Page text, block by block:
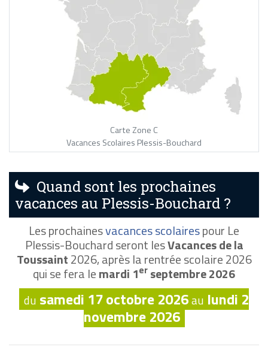
Carte Zone C
Vacances Scolaires Plessis-Bouchard
Quand sont les prochaines
vacances au Plessis-Bouchard ?
Les prochainesvacances scolairespour Le
Plessis-Bouchard seront lesVacances de la
Toussaint2026, après la rentrée scolaire 2026
qui se fera lemardi 1er septembre 2026
du samedi 17 octobre 2026au lundi 2
novembre 2026